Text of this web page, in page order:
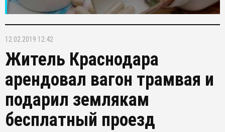
12.02.2019 12:42
Житель Краснодара
арендовал вагон трамвая и
подарил землякам
бесплатный проезд